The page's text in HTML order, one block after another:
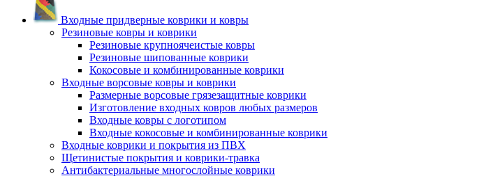
Входные придверные коврики и ковры
Резиновые ковры и коврики
Резиновые крупноячеистые ковры
Резиновые шипованные коврики
Кокосовые и комбинированные коврики
Входные ворсовые ковры и коврики
Размерные ворсовые грязезащитные коврики
Изготовление входных ковров любых размеров
Входные ковры с логотипом
Входные кокосовые и комбинированные коврики
Входные коврики и покрытия из ПВХ
Щетинистые покрытия и коврики-травка
Антибактериальные многослойные коврики